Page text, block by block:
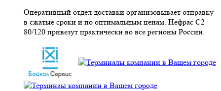
Оперативный отдел доставки организовывает отправку
в сжатые сроки и по оптимальным ценам. Нефрас С2
80/120 привезут практически во все регионы России.